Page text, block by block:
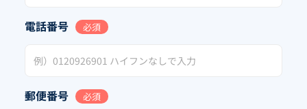
電話番号 必須
郵便番号 必須